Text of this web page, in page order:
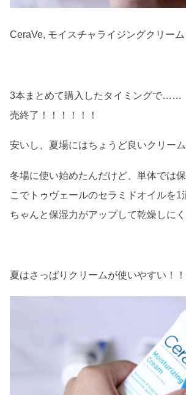
CeraVe, モイスチャライジングクリーム
3本まとめて購入したタイミングで……
売終了！！！！！！
安いし、夏場にはちょうど良いクリーム
冬場に使い始めたんだけど、単体では
こでトゥヴェールのセラミドオイルを1
ちゃんと保湿力がアップして乾燥しにく
夏はさっぱりクリームが使いやすい！！